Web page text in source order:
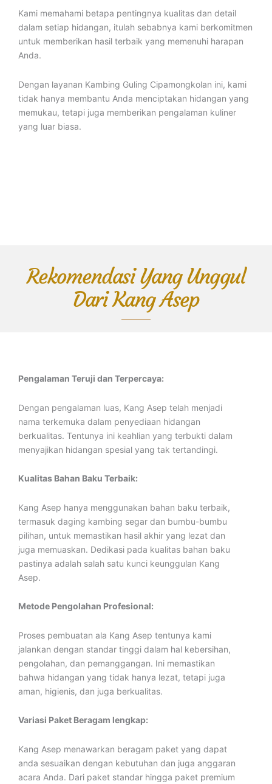
Kami memahami betapa pentingnya kualitas dan detail
dalam setiap hidangan, itulah sebabnya kami berkomitmen
untuk memberikan hasil terbaik yang memenuhi harapan
Anda.
Dengan layanan Kambing Guling Cipamongkolan ini, kami
tidak hanya membantu Anda menciptakan hidangan yang
memukau, tetapi juga memberikan pengalaman kuliner
yang luar biasa.
Rekomendasi Yang Unggul
Dari Kang Asep
Pengalaman Teruji dan Terpercaya:
Dengan pengalaman luas, Kang Asep telah menjadi
nama terkemuka dalam penyediaan hidangan
berkualitas. Tentunya ini keahlian yang terbukti dalam
menyajikan hidangan spesial yang tak tertandingi.
Kualitas Bahan Baku Terbaik:
Kang Asep hanya menggunakan bahan baku terbaik,
termasuk daging kambing segar dan bumbu-bumbu
pilihan, untuk memastikan hasil akhir yang lezat dan
juga memuaskan. Dedikasi pada kualitas bahan baku
pastinya adalah salah satu kunci keunggulan Kang
Asep.
Metode Pengolahan Profesional:
Proses pembuatan ala Kang Asep tentunya kami
jalankan dengan standar tinggi dalam hal kebersihan,
pengolahan, dan pemanggangan. Ini memastikan
bahwa hidangan yang tidak hanya lezat, tetapi juga
aman, higienis, dan juga berkualitas.
Variasi Paket Beragam lengkap:
Kang Asep menawarkan beragam paket yang dapat
anda sesuaikan dengan kebutuhan dan juga anggaran
acara Anda. Dari paket standar hingga paket premium